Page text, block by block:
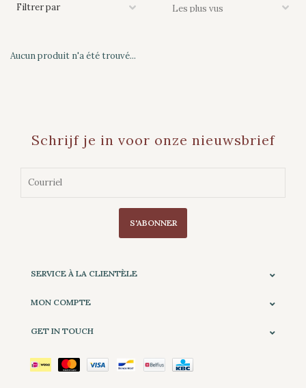
Filtrer par
Aucun produit n'a été trouvé...
Schrijf je in voor onze nieuwsbrief
S'ABONNER
SERVICE À LA CLIENTÈLE
MON COMPTE
GET IN TOUCH